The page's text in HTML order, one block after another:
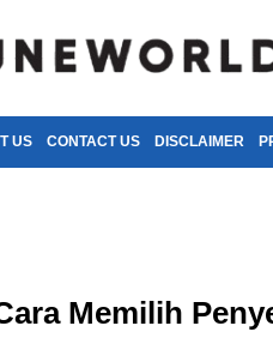
US CONTACT US DISCLAIMER
Memilih